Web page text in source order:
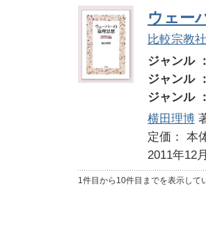
ウェー
比較宗教
ジャンル
ジャンル
ジャンル
横田理博
定価：
2011年12
1件目から10件目までを表示して